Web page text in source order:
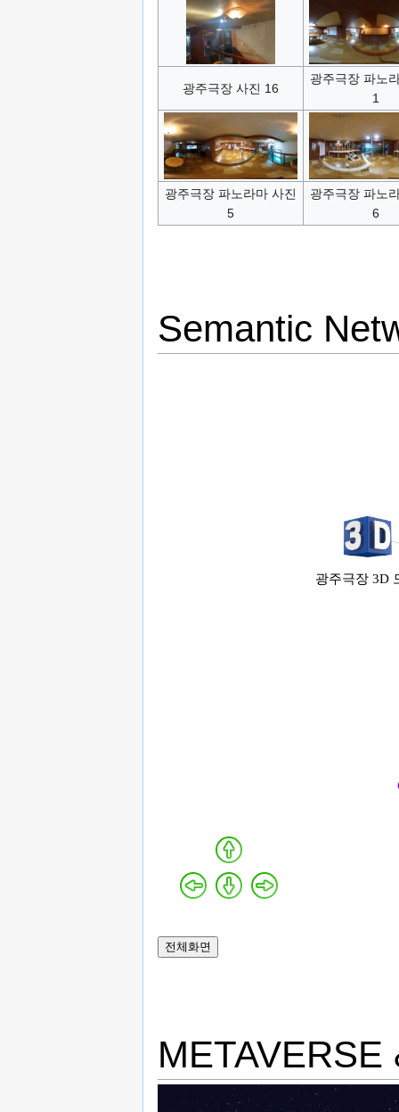
광주극장 사진 16
광주극장 파노
1
광주극장 파노라마 사진
5
광주극장 파노
6
Semantic